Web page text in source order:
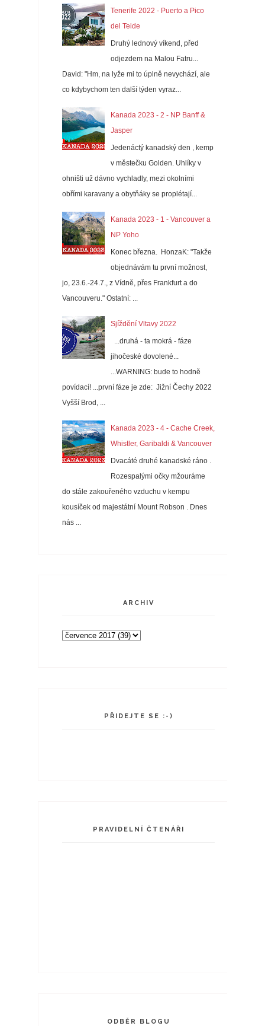
Tenerife 2022 - Puerto a Pico
del Teide
Druhý lednový víkend, před
odjezdem na Malou Fatru...
David: "Hm, na lyže mi to úplně nevychází, ale
co kdybychom ten další týden vyraz...
Kanada 2023 - 2 - NP Banff &
Jasper
Jedenáctý kanadský den , kemp
v městečku Golden. Uhlíky v
ohništi už dávno vychladly, mezi okolními
obřími karavany a obytňáky se proplétají...
Kanada 2023 - 1 - Vancouver a
NP Yoho
Konec března. HonzaK: "Takže
objednávám tu první možnost,
jo, 23.6.-24.7., z Vídně, přes Frankfurt a do
Vancouveru." Ostatní: ...
Sjíždění Vltavy 2022
...druhá - ta mokrá - fáze
jihočeské dovolené...
...WARNING: bude to hodně
povídací! ...první fáze je zde: Jižní Čechy 2022
Vyšší Brod, ...
Kanada 2023 - 4 - Cache Creek,
Whistler, Garibaldi & Vancouver
Dvacáté druhé kanadské ráno .
Rozespalými očky mžouráme
do stále zakouřeného vzduchu v kempu
kousíček od majestátní Mount Robson . Dnes
nás ...
ARCHIV
PŘIDEJTE SE :-)
PRAVIDELNÍ ČTENÁŘI
ODBĚR BLOGU